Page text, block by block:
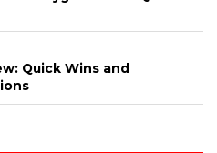
Quick Wins and